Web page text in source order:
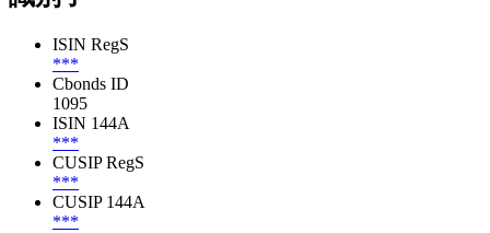
ISIN RegS
***
Cbonds ID
1095
ISIN 144A
***
CUSIP RegS
***
CUSIP 144A
***